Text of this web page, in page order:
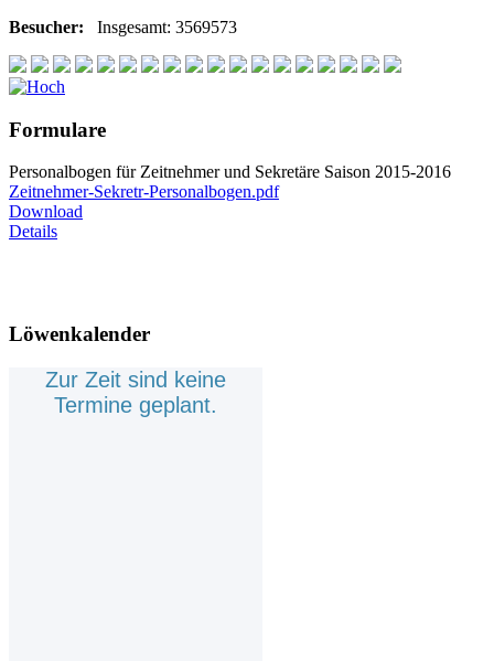
Besucher: Insgesamt: 3569573
Formulare
Personalbogen für Zeitnehmer und Sekretäre Saison 2015-2016
Zeitnehmer-Sekretr-Personalbogen.pdf
Download
Details
Löwenkalender